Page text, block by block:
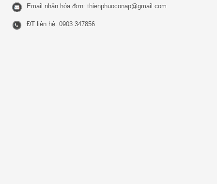
Email nhận hóa đơn: thienphuoconap@gmail.com
ĐT liên hệ: 0903 347856